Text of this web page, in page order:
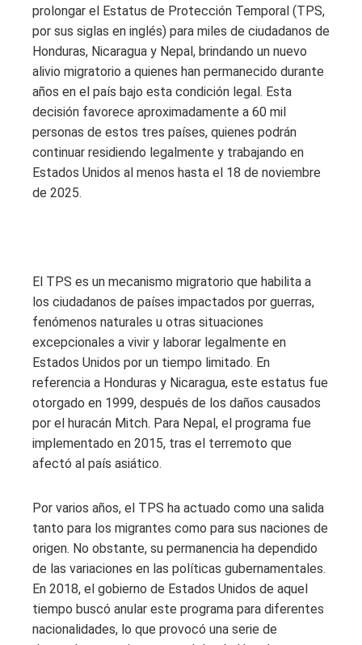
prolongar el Estatus de Protección Temporal (TPS,
por sus siglas en inglés) para miles de ciudadanos de
Honduras, Nicaragua y Nepal, brindando un nuevo
alivio migratorio a quienes han permanecido durante
años en el país bajo esta condición legal. Esta
decisión favorece aproximadamente a 60 mil
personas de estos tres países, quienes podrán
continuar residiendo legalmente y trabajando en
Estados Unidos al menos hasta el 18 de noviembre
de 2025.
El TPS es un mecanismo migratorio que habilita a
los ciudadanos de países impactados por guerras,
fenómenos naturales u otras situaciones
excepcionales a vivir y laborar legalmente en
Estados Unidos por un tiempo limitado. En
referencia a Honduras y Nicaragua, este estatus fue
otorgado en 1999, después de los daños causados
por el huracán Mitch. Para Nepal, el programa fue
implementado en 2015, tras el terremoto que
afectó al país asiático.
Por varios años, el TPS ha actuado como una salida
tanto para los migrantes como para sus naciones de
origen. No obstante, su permanencia ha dependido
de las variaciones en las políticas gubernamentales.
En 2018, el gobierno de Estados Unidos de aquel
tiempo buscó anular este programa para diferentes
nacionalidades, lo que provocó una serie de